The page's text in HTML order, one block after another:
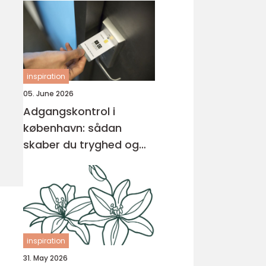
inspiration
05. June 2026
Adgangskontrol i
københavn: sådan
skaber du tryghed og
inspiration
31. May 2026